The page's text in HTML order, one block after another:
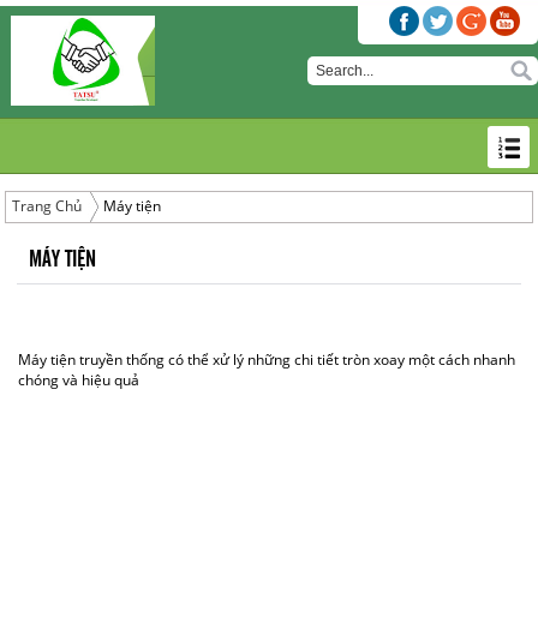
Trang Chủ Máy tiện
MÁY TIỆN
Máy tiện truyền thống có thể xử lý những chi tiết tròn xoay một cách nhanh
chóng và hiệu quả